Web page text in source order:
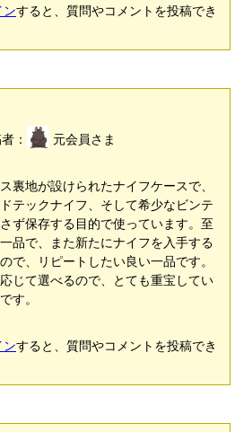
ンすると、質問やコメントを投稿でき
：
元会員さま
裏地が設けられたナイフケースで、
テックナイフ、そして希少なビンテ
ず保存する目的で使っています。至
品で、また新たにナイフを入手する
で、リピートしたい良い一品です。
じて選べるので、とても重宝してい
す。
ンすると、質問やコメントを投稿でき